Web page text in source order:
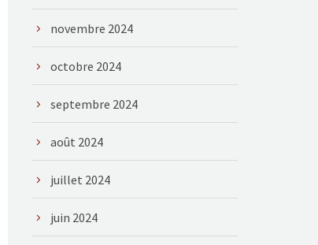
novembre 2024
octobre 2024
septembre 2024
août 2024
juillet 2024
juin 2024